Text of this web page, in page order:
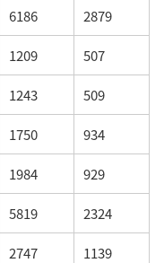
6186 2879
1209 507
1243 509
1750 934
1984 929
5819 2324
2747 1139